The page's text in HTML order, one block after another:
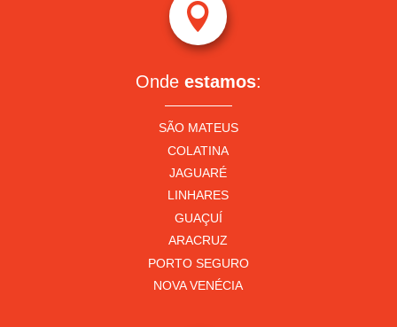

Onde estamos:
SÃO MATEUS
COLATINA
JAGUARÉ
LINHARES
GUAÇUÍ
ARACRUZ
PORTO SEGURO
NOVA VENÉCIA